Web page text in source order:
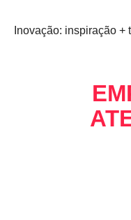
Inovação: inspiração +